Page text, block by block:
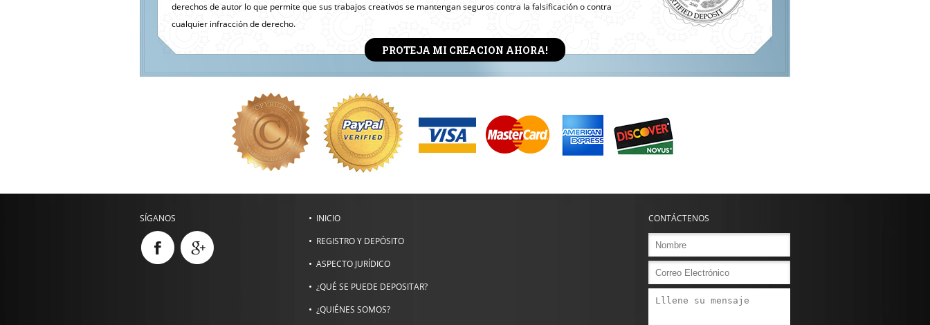
derechos de autor lo que permite que sus trabajos creativos se mantengan seguros contra la falsificación o contra
cualquier infracción de derecho.
PROTEJA MI CREACION AHORA!
SÍGANOS
INICIO
REGISTRO Y DEPÓSITO
ASPECTO JURÍDICO
¿QUÉ SE PUEDE DEPOSITAR?
¿QUIÉNES SOMOS?
CONTÁCTENOS